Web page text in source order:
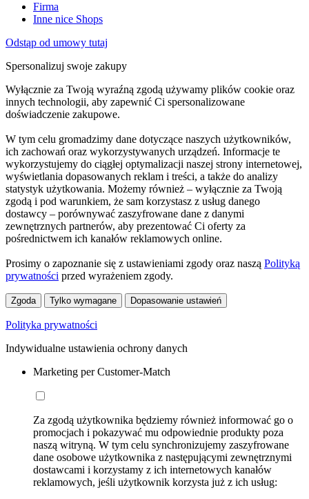
Firma
Inne nice Shops
Odstąp od umowy tutaj
Spersonalizuj swoje zakupy
Wyłącznie za Twoją wyraźną zgodą używamy plików cookie oraz
innych technologii, aby zapewnić Ci spersonalizowane
doświadczenie zakupowe.
W tym celu gromadzimy dane dotyczące naszych użytkowników,
ich zachowań oraz wykorzystywanych urządzeń. Informacje te
wykorzystujemy do ciągłej optymalizacji naszej strony internetowej,
wyświetlania dopasowanych reklam i treści, a także do analizy
statystyk użytkowania. Możemy również – wyłącznie za Twoją
zgodą i pod warunkiem, że sam korzystasz z usług danego
dostawcy – porównywać zaszyfrowane dane z danymi
zewnętrznych partnerów, aby prezentować Ci oferty za
pośrednictwem ich kanałów reklamowych online.
Prosimy o zapoznanie się z ustawieniami zgody oraz naszą Polityką
prywatności przed wyrażeniem zgody.
Zgoda Tylko wymagane Dopasowanie ustawień
Polityka prywatności
Indywidualne ustawienia ochrony danych
Marketing per Customer-Match
Za zgodą użytkownika będziemy również informować go o
promocjach i pokazywać mu odpowiednie produkty poza
naszą witryną. W tym celu synchronizujemy zaszyfrowane
dane osobowe użytkownika z następującymi zewnętrznymi
dostawcami i korzystamy z ich internetowych kanałów
reklamowych, jeśli użytkownik korzysta już z ich usług: